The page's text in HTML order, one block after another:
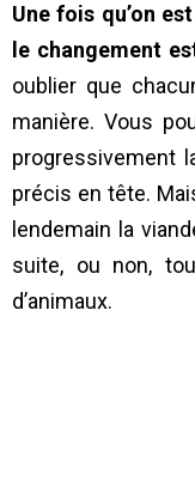
Une fois qu’on
le changement
oublier que
manière. Vous
progressivement
précis en tête.
lendemain la
suite, ou non,
d’animaux.